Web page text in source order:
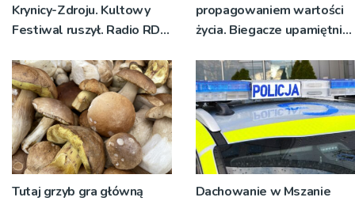
Krynicy-Zdroju. Kultowy
Festiwal ruszył. Radio RDN
żywo [ZDJĘCIA]
propagowaniem wartości
życia. Biegacze upamiętnili
Tutaj grzyb gra główną
Dachowanie w Mszanie